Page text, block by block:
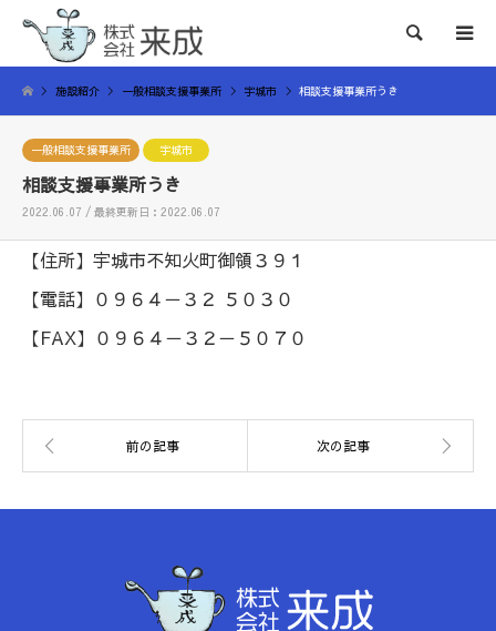
検索
施設紹介 一般相談支援事業所 宇城市 相談支援事業所うき
一般相談支援事業所 宇城市
相談支援事業所うき
2022.06.07 / 最終更新日：2022.06.07
【住所】宇城市不知火町御領３９１
【電話】０９６４－３２ ５０３０
【FAX】０９６４－３２－５０７０